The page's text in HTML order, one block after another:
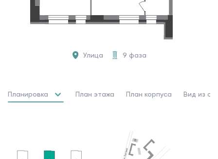
Улица 9 фаза
Планировка План этажа План корпуса Вид из